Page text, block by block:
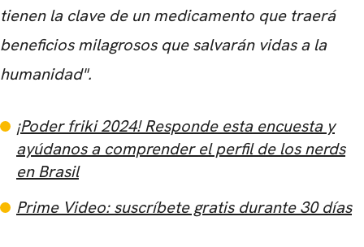
tienen la clave de un medicamento que traerá
beneficios milagrosos que salvarán vidas a la
humanidad".
¡Poder friki 2024! Responde esta encuesta y
ayúdanos a comprender el perfil de los nerds
en Brasil
Prime Video: suscríbete gratis durante 30 días